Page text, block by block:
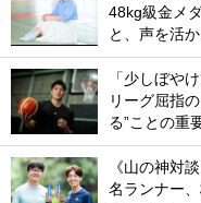
48kg級金メ
と、声を活
「少しぼや
リーグ屈指
る”ことの重
《山の神対
名ランナー